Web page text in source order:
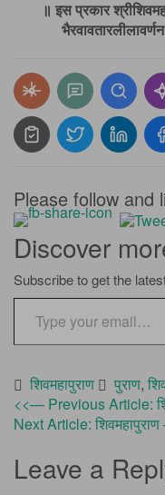
॥ इस प्रकार
Please follow and
Discover
Subscribe to get the
Type your email…
शिवमहापुराण पुराण,
Post
navigation
<<— Previous Article:
Next Article:
Leave a